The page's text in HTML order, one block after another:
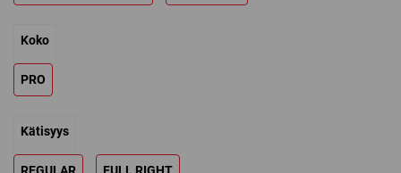
Koko
PRO
Kätisyys
REGULAR FULL RIGHT